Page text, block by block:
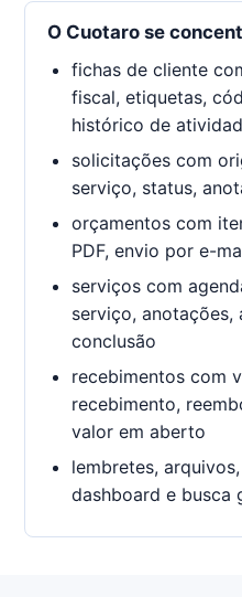
O Cuotaro se
fichas de cliente
fiscal, etiquetas,
histórico de
solicitações com
serviço, status,
orçamentos com
PDF, envio por e-
serviços com
serviço,
conclusão
recebimentos com
recebimento,
valor em aberto
lembretes,
dashboard e busca